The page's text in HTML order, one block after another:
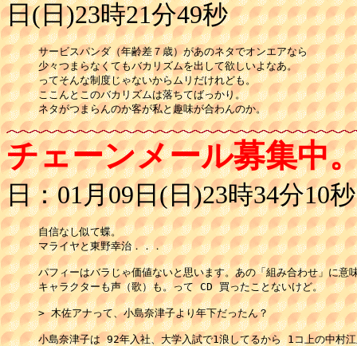
日(日)23時21分49秒
サービスパンダ（年齢差７歳）があのネタでオンエアなら
少々つまらなくてもバカリズムを出して欲しいよなあ。
ってそんな制度じゃないからムリだけれども。
ここんとこのバカリズムは落ちてばっかり。
ネタがつまらんのか客が私と趣味が合わんのか。
チェーンメール募集中
日：01月09日(日)23時34分10秒
自信なし似て蝶。
マライヤと東野幸治．．．
パフィーはバラじゃ価値ないと思います。あの「組み合わせ」に意
キャラクターも声（歌）も。って CD 買ったことないけど。
> 木佐アナって、小島奈津子より年下だったん？
小島奈津子は 92年入社、大学入試で1浪してるから 1コ上の中村